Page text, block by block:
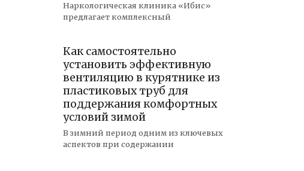
Наркологическая клиника «Ибис»
предлагает комплексный
Как самостоятельно
установить эффективную
вентиляцию в курятнике из
пластиковых труб для
поддержания комфортных
условий зимой
В зимний период одним из ключевых
аспектов при содержании